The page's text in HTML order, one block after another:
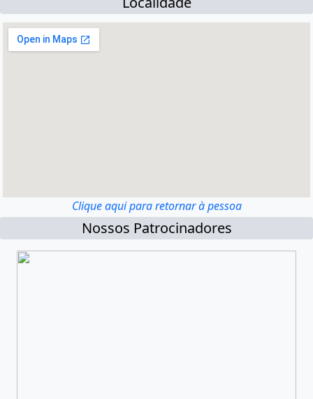
Clique aqui para retornar à pessoa
Nossos Patrocinadores